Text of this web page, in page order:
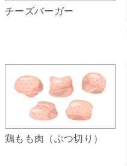
チーズバーガー
鶏もも肉（ぶつ切り）